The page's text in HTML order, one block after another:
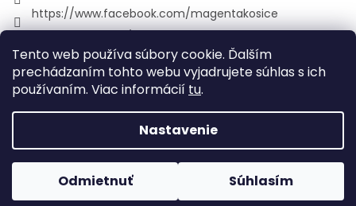
Tento web používa súbory cookie. Ďalším
prechádzaním tohto webu vyjadrujete súhlas s ich
používaním. Viac informácií tu.
Nastavenie
Odmietnuť Súhlasím
https://www.facebook.com/magentakosice
+421948100696
Copyright 2026MAGENTAMODA. Všetky práva
vyhradené.
Upraviť nastavenie cookies